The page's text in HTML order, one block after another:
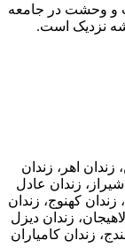
و وحشت در جامعه
نزدیک است.
قزوین، زندان اهر، زندان
زندان عادل
زندان کهنوج، زندان
زندان دیزل
زندان کامیاران